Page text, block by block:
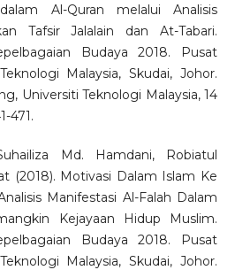
Al-Quran melalui Analisis
Tafsir Jalalain dan At-Tabari.
Budaya 2018. Pusat
Malaysia, Skudai, Johor.
Universiti Teknologi Malaysia, 14
471.
Md. Hamdani, Robiatul
(2018). Motivasi Dalam Islam Ke
Manifestasi Al-Falah Dalam
Kejayaan Hidup Muslim.
Budaya 2018. Pusat
Malaysia, Skudai, Johor.